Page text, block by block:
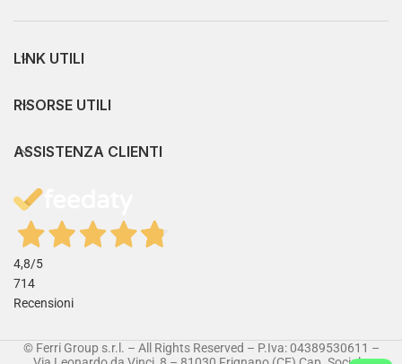
LINK UTILI
RISORSE UTILI
ASSISTENZA CLIENTI
4,8/5
714
Recensioni
© Ferri Group s.r.l. – All Rights Reserved – P.Iva: 04389530611 –